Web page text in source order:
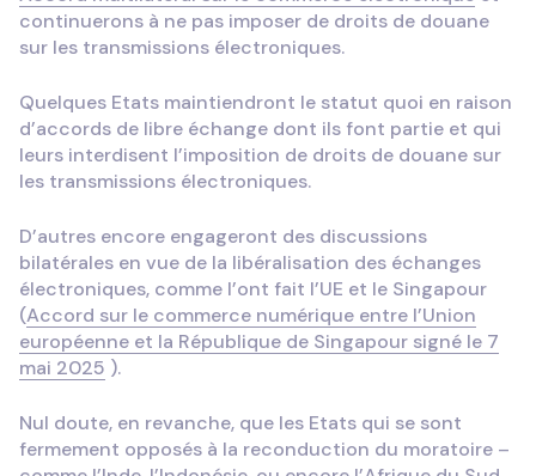
continuerons à ne pas imposer de droits de douane
sur les transmissions électroniques.
Quelques Etats maintiendront le statut quoi en raison
d’accords de libre échange dont ils font partie et qui
leurs interdisent l’imposition de droits de douane sur
les transmissions électroniques.
D’autres encore engageront des discussions
bilatérales en vue de la libéralisation des échanges
électroniques, comme l’ont fait l’UE et le Singapour
(Accord sur le commerce numérique entre l’Union
européenne et la République de Singapour signé le 7
mai 2025 ).
Nul doute, en revanche, que les Etats qui se sont
fermement opposés à la reconduction du moratoire –